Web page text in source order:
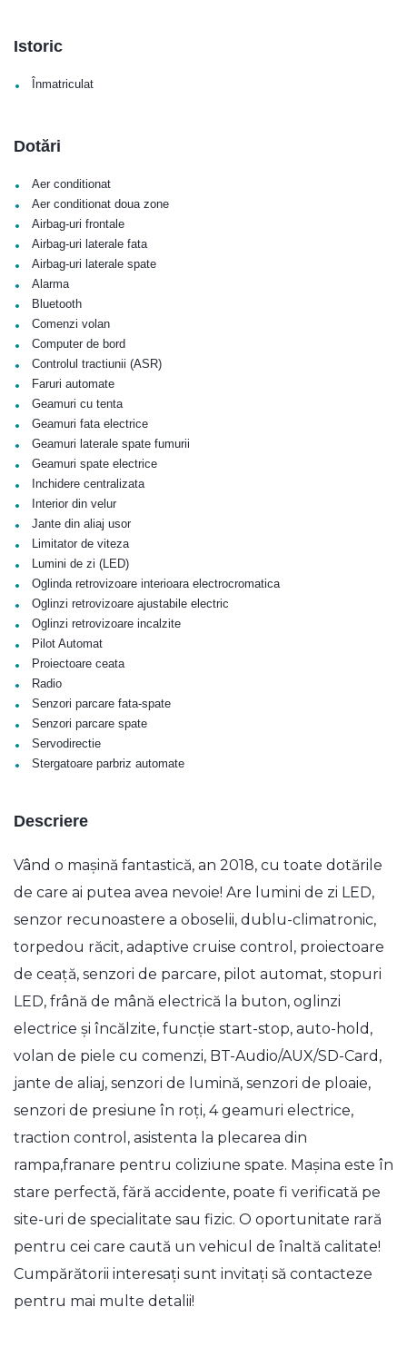
Istoric
• Înmatriculat
Dotări
• Aer conditionat
• Aer conditionat doua zone
• Airbag-uri frontale
• Airbag-uri laterale fata
• Airbag-uri laterale spate
• Alarma
• Bluetooth
• Comenzi volan
• Computer de bord
• Controlul tractiunii (ASR)
• Faruri automate
• Geamuri cu tenta
• Geamuri fata electrice
• Geamuri laterale spate fumurii
• Geamuri spate electrice
• Inchidere centralizata
• Interior din velur
• Jante din aliaj usor
• Limitator de viteza
• Lumini de zi (LED)
• Oglinda retrovizoare interioara electrocromatica
• Oglinzi retrovizoare ajustabile electric
• Oglinzi retrovizoare incalzite
• Pilot Automat
• Proiectoare ceata
• Radio
• Senzori parcare fata-spate
• Senzori parcare spate
• Servodirectie
• Stergatoare parbriz automate
Descriere
Vând o mașină fantastică, an 2018, cu toate dotările
de care ai putea avea nevoie! Are lumini de zi LED,
senzor recunoastere a oboselii, dublu-climatronic,
torpedou răcit, adaptive cruise control, proiectoare
de ceață, senzori de parcare, pilot automat, stopuri
LED, frână de mână electrică la buton, oglinzi
electrice și încălzite, funcție start-stop, auto-hold,
volan de piele cu comenzi, BT-Audio/AUX/SD-Card,
jante de aliaj, senzori de lumină, senzori de ploaie,
senzori de presiune în roți, 4 geamuri electrice,
traction control, asistenta la plecarea din
rampa,franare pentru coliziune spate. Mașina este în
stare perfectă, fără accidente, poate fi verificată pe
site-uri de specialitate sau fizic. O oportunitate rară
pentru cei care caută un vehicul de înaltă calitate!
Cumpărătorii interesați sunt invitați să contacteze
pentru mai multe detalii!